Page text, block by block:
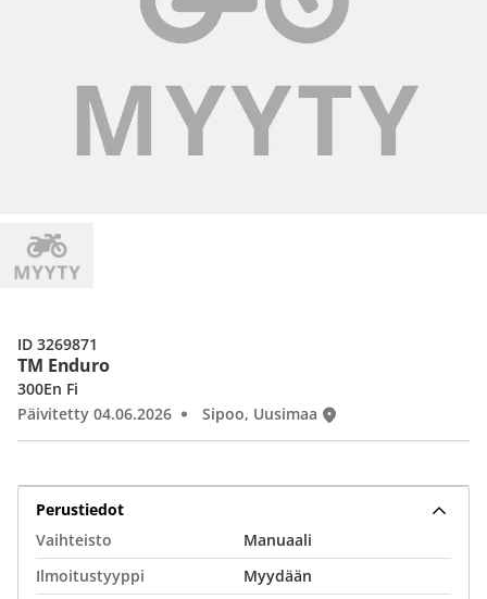
TM Enduro
300En Fi
Päivitetty 04.06.2026
Sipoo, Uusimaa
ID 3269871
Perustiedot
Vaihteisto
Manuaali
Ilmoitustyyppi
Myydään